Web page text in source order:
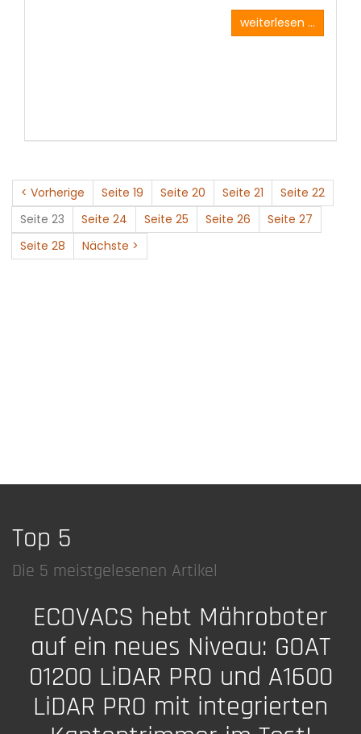
weiterlesen ...
< Vorherige Seite 19 Seite 20 Seite 21
Seite 22
Seite 23
Seite 24 Seite 25 Seite 26
Seite 27
Seite 28
Nächste >
Top 5
Die 5 meistgelesenen Artikel
ECOVACS hebt Mähroboter
auf ein neues Niveau: GOAT
01200 LiDAR PRO und A1600
LiDAR PRO mit integrierten